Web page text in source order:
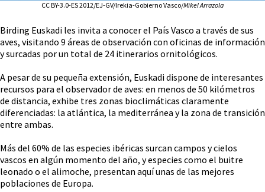
CC BY-3.0-ES 2012/EJ-GV/Irekia-Gobierno Vasco/Mikel Arrazola
Birding Euskadi les invita a conocer el País Vasco a través de sus
aves, visitando 9 áreas de observación con oficinas de información
y surcadas por un total de 24 itinerarios ornitológicos.
A pesar de su pequeña extensión, Euskadi dispone de interesantes
recursos para el observador de aves: en menos de 50 kilómetros
de distancia, exhibe tres zonas bioclimáticas claramente
diferenciadas: la atlántica, la mediterránea y la zona de transición
entre ambas.
Más del 60% de las especies ibéricas surcan campos y cielos
vascos en algún momento del año, y especies como el buitre
leonado o el alimoche, presentan aquí unas de las mejores
poblaciones de Europa.